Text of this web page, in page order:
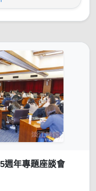
週年專題座談會